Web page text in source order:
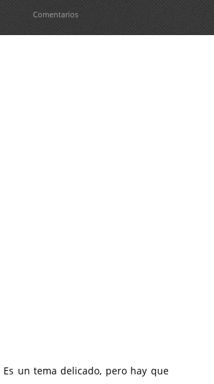
Comentarios
Es un tema delicado, pero hay que